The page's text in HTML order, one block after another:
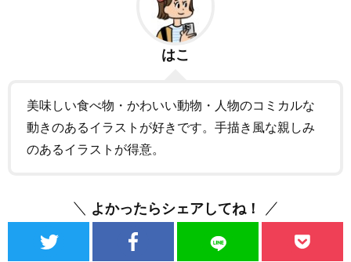
はこ
美味しい食べ物・かわいい動物・人物のコミカルな
動きのあるイラストが好きです。手描き風な親しみ
のあるイラストが得意。
よかったらシェアしてね！